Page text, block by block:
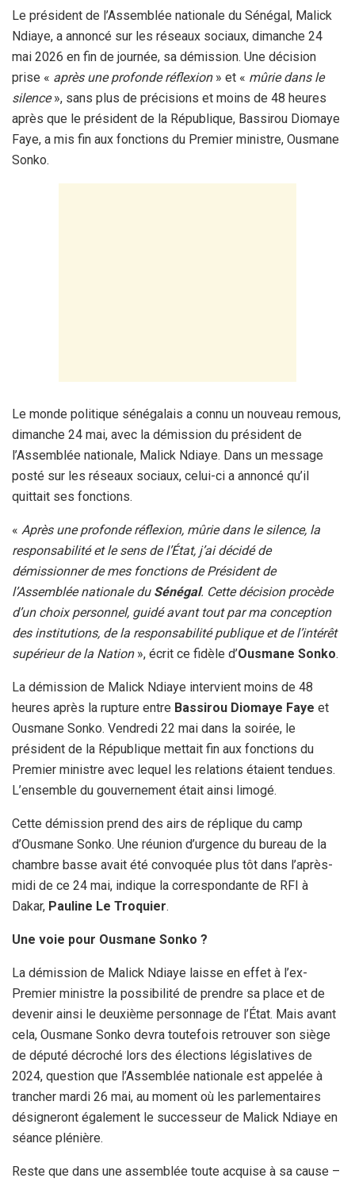
Le président de l’Assemblée nationale du Sénégal, Malick
Ndiaye, a annoncé sur les réseaux sociaux, dimanche 24
mai 2026 en fin de journée, sa démission. Une décision
prise « après une profonde réflexion» et « mûrie dans le
silence», sans plus de précisions et moins de 48 heures
après que le président de la République, Bassirou Diomaye
Faye, a mis fin aux fonctions du Premier ministre, Ousmane
Sonko.
Le monde politique sénégalais a connu un nouveau remous,
dimanche 24 mai, avec la démission du président de
l’Assemblée nationale, Malick Ndiaye. Dans un message
posté sur les réseaux sociaux, celui-ci a annoncé qu’il
quittait ses fonctions.
« Après une profonde réflexion, mûrie dans le silence, la
responsabilité et le sens de l’État, j’ai décidé de
démissionner de mes fonctions de Président de
l’Assemblée nationale du Sénégal. Cette décision procède
d’un choix personnel, guidé avant tout par ma conception
des institutions, de la responsabilité publique et de l’intérêt
supérieur de la Nation», écrit ce fidèle d’Ousmane Sonko.
La démission de Malick Ndiaye intervient moins de 48
heures après la rupture entre Bassirou Diomaye Faye et
Ousmane Sonko. Vendredi 22 mai dans la soirée, le
président de la République mettait fin aux fonctions du
Premier ministre avec lequel les relations étaient tendues.
L’ensemble du gouvernement était ainsi limogé.
Cette démission prend des airs de réplique du camp
d’Ousmane Sonko. Une réunion d’urgence du bureau de la
chambre basse avait été convoquée plus tôt dans l’après-
midi de ce 24 mai, indique la correspondante de RFI à
Dakar, Pauline Le Troquier.
Une voie pour Ousmane Sonko ?
La démission de Malick Ndiaye laisse en effet à l’ex-
Premier ministre la possibilité de prendre sa place et de
devenir ainsi le deuxième personnage de l’État. Mais avant
cela, Ousmane Sonko devra toutefois retrouver son siège
de député décroché lors des élections législatives de
2024, question que l’Assemblée nationale est appelée à
trancher mardi 26 mai, au moment où les parlementaires
désigneront également le successeur de Malick Ndiaye en
séance plénière.
Reste que dans une assemblée toute acquise à sa cause –